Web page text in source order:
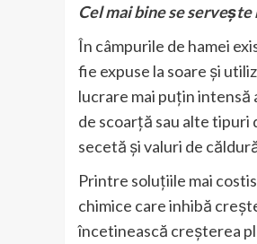
Cel mai bine se servește
În câmpurile de hamei
fie expuse la soare și
lucrare mai puțin intensă
de scoarță sau alte tipuri
secetă și valuri de
Printre soluțiile mai
chimice care inhibă
încetinească creșterea